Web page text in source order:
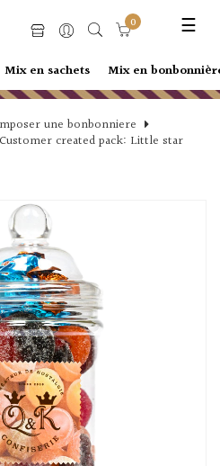
☰
0
Mix en sachets Mix en
une bonbonniere
Customer created pack: Little star